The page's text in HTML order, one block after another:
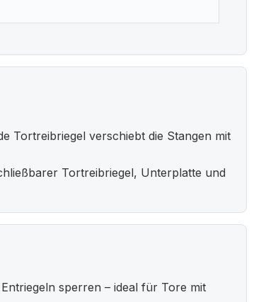
Tortreibriegel verschiebt die Stangen mit
Tortreibriegel, Unterplatte und
sperren – ideal für Tore mit